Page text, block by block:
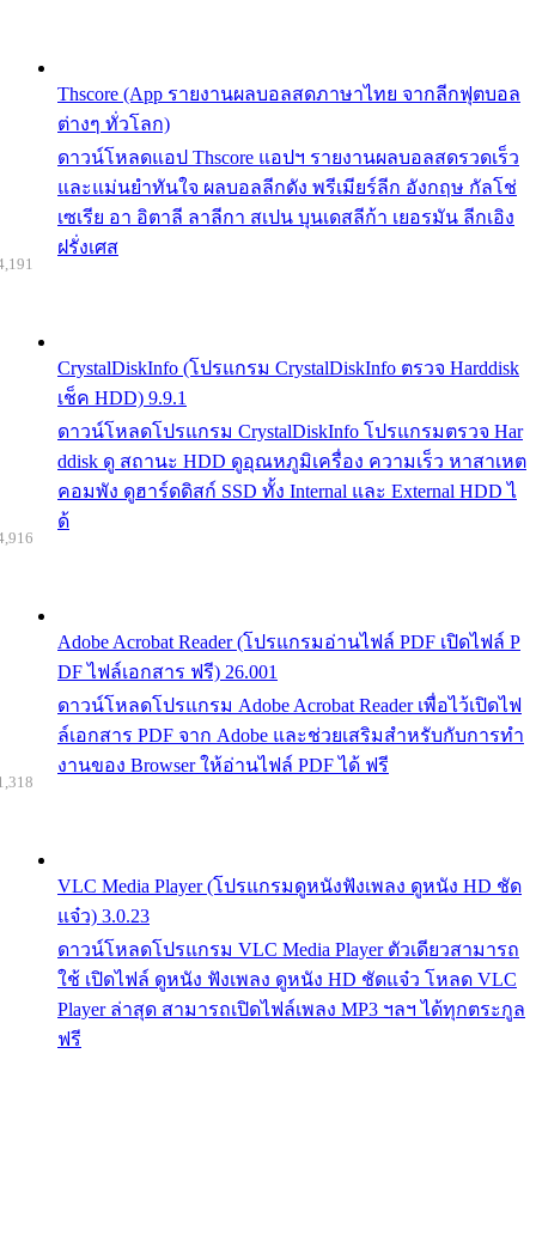
Thscore (App รายงานผลบอลสดภาษาไทย จากลีกฟุตบอล
ต่างๆ ทั่วโลก)
ดาวน์โหลดแอป Thscore แอปฯ รายงานผลบอลสดรวดเร็ว
และแม่นยำทันใจ ผลบอลลีกดัง พรีเมียร์ลีก อังกฤษ กัลโช่
เซเรีย อา อิตาลี ลาลีกา สเปน บุนเดสลีก้า เยอรมัน ลีกเอิง
ฝรั่งเศส
CrystalDiskInfo (โปรแกรม CrystalDiskInfo ตรวจ Harddisk
เช็ค HDD) 9.9.1
ดาวน์โหลดโปรแกรม CrystalDiskInfo โปรแกรมตรวจ Har
ddisk ดู สถานะ HDD ดูอุณหภูมิเครื่อง ความเร็ว หาสาเหต
คอมพัง ดูฮาร์ดดิสก์ SSD ทั้ง Internal และ External HDD ไ
ด้
Adobe Acrobat Reader (โปรแกรมอ่านไฟล์ PDF เปิดไฟล์ P
DF ไฟล์เอกสาร ฟรี) 26.001
ดาวน์โหลดโปรแกรม Adobe Acrobat Reader เพื่อไว้เปิดไฟ
ล์เอกสาร PDF จาก Adobe และช่วยเสริมสำหรับกับการทำ
งานของ Browser ให้อ่านไฟล์ PDF ได้ ฟรี
VLC Media Player (โปรแกรมดูหนังฟังเพลง ดูหนัง HD ชัด
แจ๋ว) 3.0.23
ดาวน์โหลดโปรแกรม VLC Media Player ตัวเดียวสามารถ
ใช้ เปิดไฟล์ ดูหนัง ฟังเพลง ดูหนัง HD ชัดแจ๋ว โหลด VLC
Player ล่าสุด สามารถเปิดไฟล์เพลง MP3 ฯลฯ ได้ทุกตระกูล
ฟรี